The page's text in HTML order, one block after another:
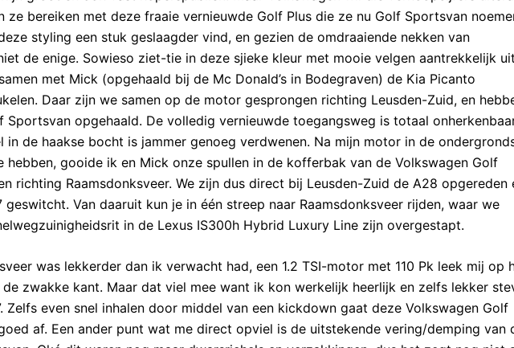
ze bereiken met deze fraaie vernieuwde Golf Plus die ze nu Golf Sportsvan
styling een stuk geslaagder vind, en gezien de omdraaiende nekken van
de enige. Sowieso ziet-tie in deze sjieke kleur met mooie velgen aantrekkelijk
met Mick (opgehaald bij de Mc Donald’s in Bodegraven) de Kia Picanto
Daar zijn we samen op de motor gesprongen richting Leusden-Zuid, en
Sportsvan opgehaald. De volledig vernieuwde toegangsweg is totaal
in de haakse bocht is jammer genoeg verdwenen. Na mijn motor in de
hebben, gooide ik en Mick onze spullen in de kofferbak van de Volkswagen Golf
richting Raamsdonksveer. We zijn dus direct bij Leusden-Zuid de A28 opgereden
Van daaruit kun je in één streep naar Raamsdonksveer rijden, waar we
in de Lexus IS300h Hybrid Luxury Line zijn overgestapt.
was lekkerder dan ik verwacht had, een 1.2 TSI-motor met 110 Pk leek mij op
zwakke kant. Maar dat viel mee want ik kon werkelijk heerlijk en zelfs lekker
Zelfs even snel inhalen door middel van een kickdown gaat deze Volkswagen Golf
af. Een ander punt wat me direct opviel is de uitstekende vering/demping van